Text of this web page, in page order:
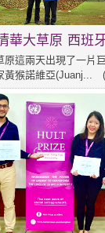
華大草原 西班
原這兩天出現了一片
黃猴諾維亞(Juanj...